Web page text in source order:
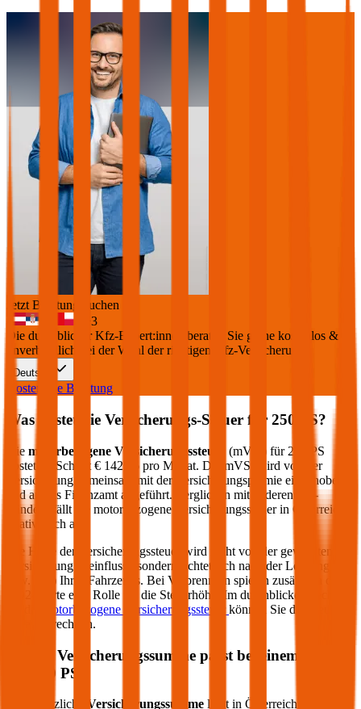
Jetzt Beratung buchen
+3
Die durchblicker Kfz-Expert:innen beraten Sie gerne kostenlos &
unverbindlich bei der Wahl der richtigen Kfz-Versicherung.
Deutsch
Kostenlose Beratung
Was kostet die Versicherungs-Steuer für 250 PS?
Die motorbezogene Versicherungssteuer (mVSt) für 250
PS
kostet im Schnitt € 142,56
pro Monat. Die mVSt wird von der
Versicherung gemeinsam mit der Versicherungsprämie eingehoben
und an das Finanzamt abgeführt. Verglichen mit anderen EU-
Ländern fällt die motorbezogene Versicherungssteuer in Österreich
relativ hoch aus.
Die Höhe der Versicherungssteuer wird nicht von der gewählten
Versicherung beeinflusst, sondern richtet sich nach der Leistung (PS
bzw. kW) Ihres Fahrzeugs. Bei Verbrennern spielen zusätzlich die
CO2-Werte eine Rolle für die Steuerhöhe. Im durchblicker Rechner
motorbezogene Versicherungssteuer können Sie die Steuer
genau berechnen.
Welche Versicherungssumme passt bei einem PKW
250 PS?
Die gesetzliche Versicherungssumme liegt in Österreich bei der